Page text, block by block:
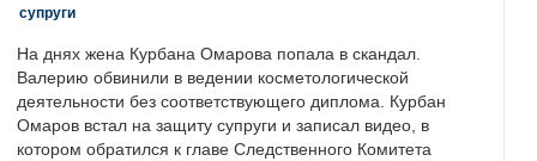
супруги
На днях жена Курбана Омарова попала в скандал.
Валерию обвинили в ведении косметологической
деятельности без соответствующего диплома. Курбан
Омаров встал на защиту супруги и записал видео, в
котором обратился к главе Следственного Комитета